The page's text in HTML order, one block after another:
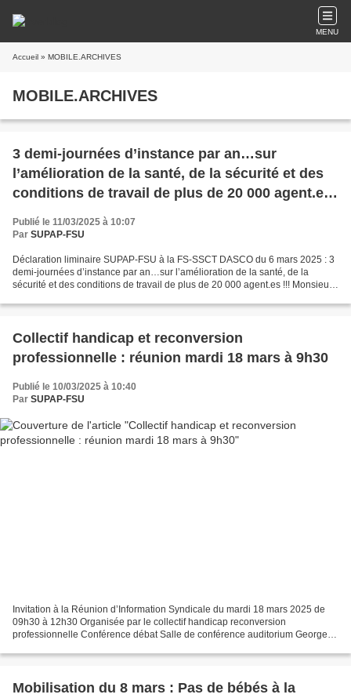
MENU
Accueil » MOBILE.ARCHIVES
MOBILE.ARCHIVES
3 demi-journées d’instance par an…sur
l’amélioration de la santé, de la sécurité et des
conditions de travail de plus de 20 000 agent.es
Publié le 11/03/2025 à 10:07
Par SUPAP-FSU
Déclaration liminaire SUPAP-FSU à la FS-SSCT DASCO du 6 mars 2025 : 3
demi-journées d’instance par an…sur l’amélioration de la santé, de la
sécurité et des conditions de travail de plus de 20 000 agent.es !!! Monsieur
Collectif handicap et reconversion
professionnelle : réunion mardi 18 mars à 9h30
Publié le 10/03/2025 à 10:40
Par SUPAP-FSU
Invitation à la Réunion d’Information Syndicale du mardi 18 mars 2025 de
09h30 à 12h30 Organisée par le collectif handicap reconversion
professionnelle Conférence débat Salle de conférence auditorium Georges
Mobilisation du 8 mars : Pas de bébés à la